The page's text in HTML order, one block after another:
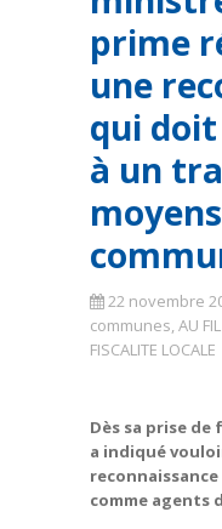
prime
une
qui
à un
22 novembre
communes,AU
FISCALITE LOCALE
Dès sa prise
a indiqué
comme agents